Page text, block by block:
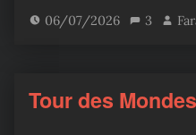
06/07/2026 3
Tour des